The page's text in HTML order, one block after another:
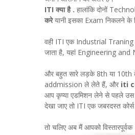
ITI क्या है . हालांकि दोनों
करेयानी इसका Exam निकलने के
वही ITI एक Industrial Traning
जाता है, यहां Engineering and
और बहुत सारे लड़के 8th या 10th के
addmission ले लेते हैं, और iti
आप कृप्या एडमिशन लेने से पहले
देखा जाए तो ITI एक जबरदस्त
तो चलिए अब मैं आपको